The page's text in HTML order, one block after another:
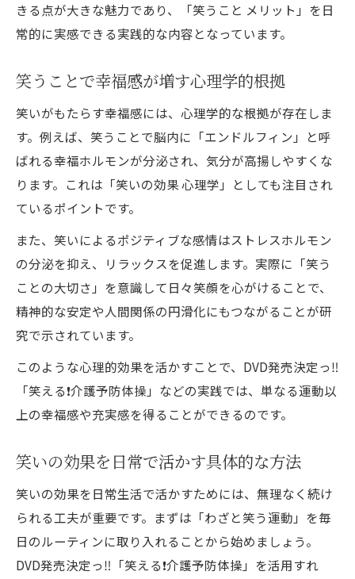
きる点が大きな魅力であり、「笑うこと メリット」を日
常的に実感できる実践的な内容となっています。
笑うことで幸福感が増す心理学的根拠
笑いがもたらす幸福感には、心理学的な根拠が存在しま
す。例えば、笑うことで脳内に「エンドルフィン」と呼
ばれる幸福ホルモンが分泌され、気分が高揚しやすくな
ります。これは「笑いの効果 心理学」としても注目され
ているポイントです。
また、笑いによるポジティブな感情はストレスホルモン
の分泌を抑え、リラックスを促進します。実際に「笑う
ことの大切さ」を意識して日々笑顔を心がけることで、
精神的な安定や人間関係の円滑化にもつながることが研
究で示されています。
このような心理的効果を活かすことで、DVD発売決定っ‼️
「笑える❗️介護予防体操」などの実践では、単なる運動以
上の幸福感や充実感を得ることができるのです。
笑いの効果を日常で活かす具体的な方法
笑いの効果を日常生活で活かすためには、無理なく続け
られる工夫が重要です。まずは「わざと笑う運動」を毎
日のルーティンに取り入れることから始めましょう。
DVD発売決定っ‼️「笑える❗️介護予防体操」を活用すれ